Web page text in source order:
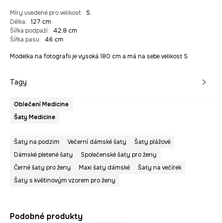
Míry uvedené pro velikost: S.
Délka: 127 cm
Šířka podpaží:
42,8 cm
Šířka pasu: 46 cm
Modelka na fotografii je vysoká 180 cm a má na sebe velikost S
Tagy
Oblečení Medicine
Šaty Medicine
Šaty na podzim Večerní dámské šaty
Šaty plážové
Dámské pletené šaty
Společenské šaty pro ženy
Černé šaty pro ženy
Maxi šaty dámské
Šaty na večírek
Šaty s květinovým vzorem pro ženy
Podobné produkty